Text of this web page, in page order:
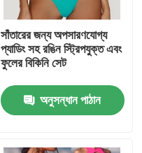
সাঁতারের জন্য অপসারণযোগ্য
প্যাডিং সহ রঙিন স্ট্রিপযুক্ত এবং
ফুলের বিকিনি সেট
অনুসন্ধান পাঠান